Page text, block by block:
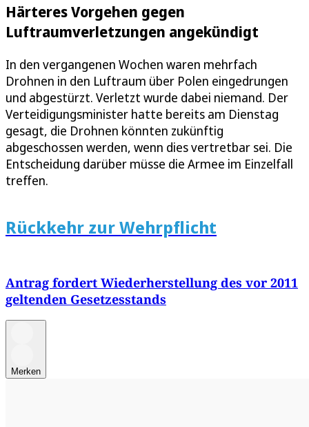
Härteres Vorgehen gegen
Luftraumverletzungen angekündigt
In den vergangenen Wochen waren mehrfach
Drohnen in den Luftraum über Polen eingedrungen
und abgestürzt. Verletzt wurde dabei niemand. Der
Verteidigungsminister hatte bereits am Dienstag
gesagt, die Drohnen könnten zukünftig
abgeschossen werden, wenn dies vertretbar sei. Die
Entscheidung darüber müsse die Armee im Einzelfall
treffen.
Rückkehr zur Wehrpflicht
Antrag fordert Wiederherstellung des vor 2011
geltenden Gesetzesstands
Merken